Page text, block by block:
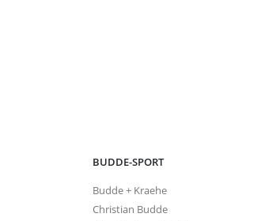
BUDDE-SPORT
Budde + Kraehe
Christian Budde